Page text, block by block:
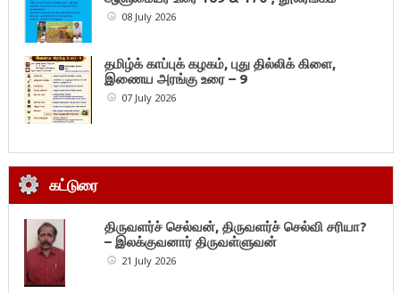
08 July 2026
தமிழ்க் காப்புக் கழகம், புது தில்லிக் கிளை,
இணைய அரங்கு உரை – 9
07 July 2026
கட்டுரை
திருவளர்ச் செல்வன், திருவளர்ச் செல்வி சரியா?
– இலக்குவனார் திருவள்ளுவன்
21 July 2026